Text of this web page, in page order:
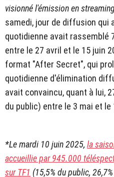
visionné l'émission en
samedi, jour de diffusion qui
quotidienne avait rassemblé
entre le 27 avril et le 15 juin
format "After Secret", qui
quotidienne d'élimination
avait convaincu, quant à lui,
du public) entre le 3 mai et le
*Le mardi 10 juin 2025, la
accueillie par 945.000
sur TF1 (15,5% du public,